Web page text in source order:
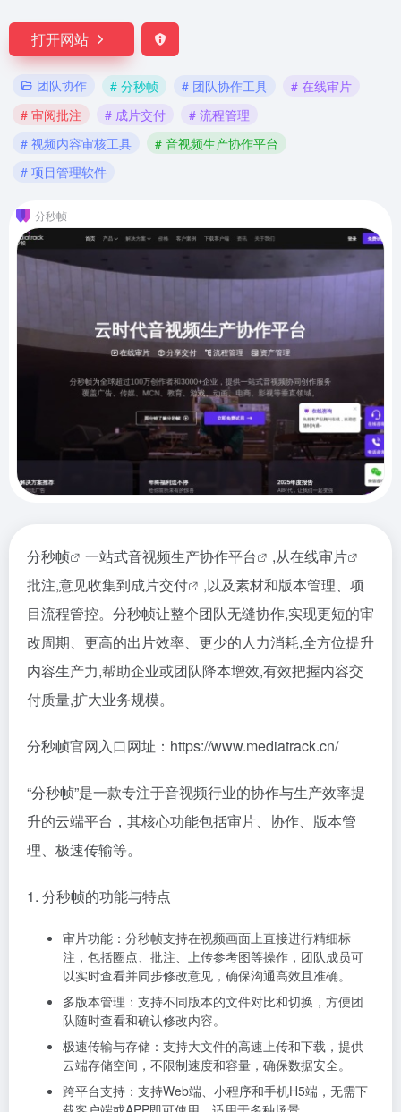
打开网站
团队协作 # 分秒帧 # 团队协作工具
# 在线审片
# 审阅批注
# 成片交付
# 流程管理
# 视频内容审核工具
# 音视频生产协作平台
# 项目管理软件
分秒帧
分秒帧 一站式音视频生产协作平台 ,从在线审片
批注,意见收集到成片交付
,以及素材和版本管理、项
目流程管控。分秒帧让整个团队无缝协作,实现更短的审
改周期、更高的出片效率、更少的人力消耗,全方位提升
内容生产力,帮助企业或团队降本增效,有效把握内容交
付质量,扩大业务规模。
分秒帧官网入口网址：https://www.mediatrack.cn/
“分秒帧”是一款专注于音视频行业的协作与生产效率提
升的云端平台，其核心功能包括审片、协作、版本管
理、极速传输等。
1. 分秒帧的功能与特点
审片功能：分秒帧支持在视频画面上直接进行精细标
注，包括圈点、批注、上传参考图等操作，团队成员可
以实时查看并同步修改意见，确保沟通高效且准确。
多版本管理：支持不同版本的文件对比和切换，方便团
队随时查看和确认修改内容。
极速传输与存储：支持大文件的高速上传和下载，提供
云端存储空间，不限制速度和容量，确保数据安全。
跨平台支持：支持Web端、小程序和手机H5端，无需下